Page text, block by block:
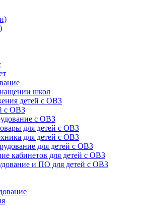
школ
детей с ОВЗ
с ОВЗ
с ОВЗ
для детей с ОВЗ
для детей с ОВЗ
для детей с ОВЗ
кабинетов для детей с ОВЗ
и ПО для детей с ОВЗ